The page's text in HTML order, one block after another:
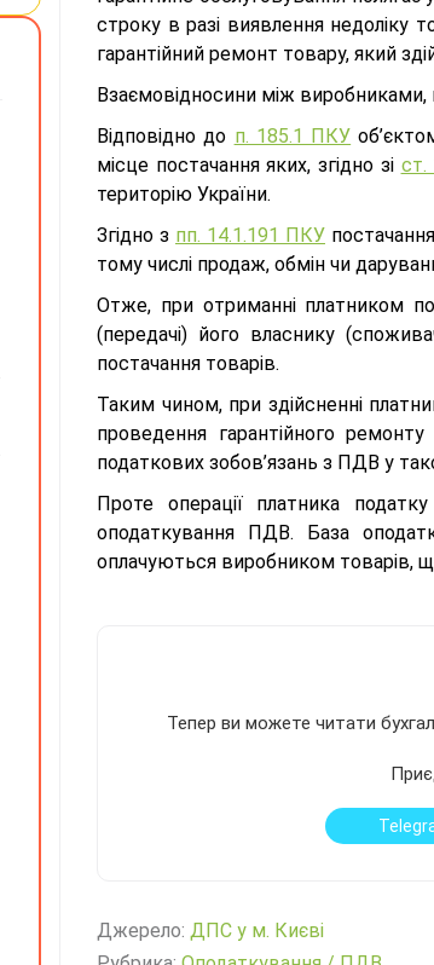
строку в разі виявлення недоліку
гарантійний ремонт товару, який
Взаємовідносини між
Відповідно до п. 185.1 ПКУ
місце постачання яких, згідно зі ст.
територію України.
Згідно з пп. 14.1.191 ПКУ
тому числі продаж, обмін чи
Отже, при отриманні платником
(передачі) його власнику
постачання товарів.
Таким чином, при здійсненні
проведення гарантійного
податкових зобов’язань з ПДВ у
Проте операції платника
оподаткування ПДВ. База
оплачуються виробником товарів,
Тепер ви можете читати
Джерело: ДПС у м. Києві